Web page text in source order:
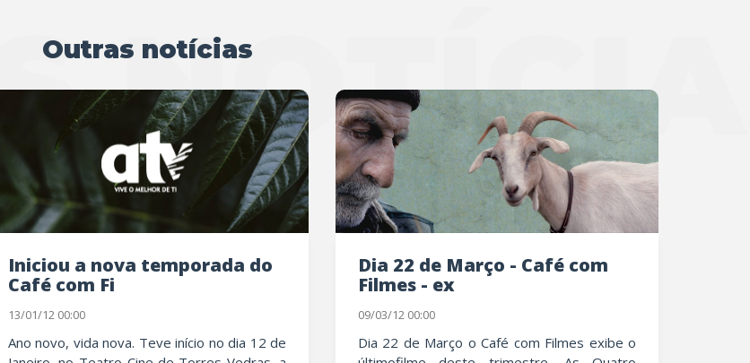
Outras notícias
Iniciou a nova temporada do
Café com Fi
13/01/12 00:00
Ano novo, vida nova. Teve início no dia 12 de
Dia 22 de Março - Café com
Filmes - ex
09/03/12 00:00
Dia 22 de Março o Café com Filmes exibe o